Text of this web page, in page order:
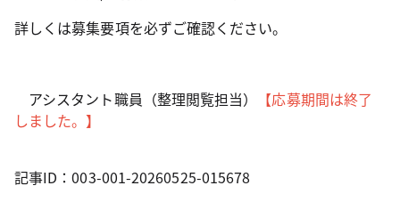
詳しくは募集要項を必ずご確認ください。
アシスタント職員（整理閲覧担当）
【応募期間は終了
しました。】
記事ID：003-001-20260525-015678